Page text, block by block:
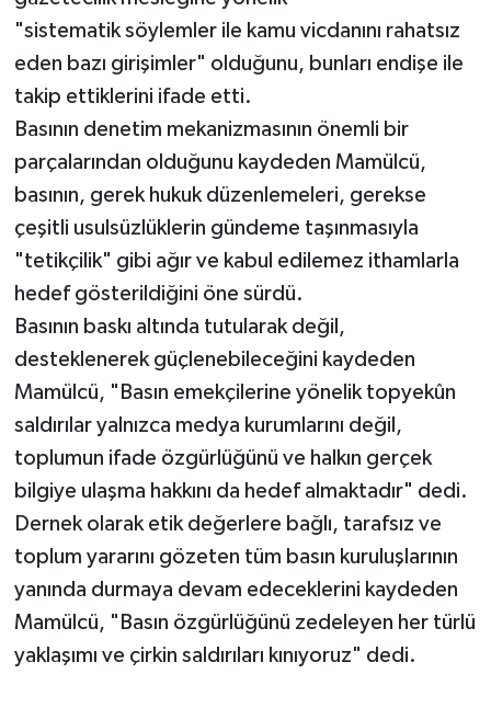
"sistematik söylemler ile kamu vicdanını rahatsız
eden bazı girişimler" olduğunu, bunları endişe ile
takip ettiklerini ifade etti.
Basının denetim mekanizmasının önemli bir
parçalarından olduğunu kaydeden Mamülcü,
basının, gerek hukuk düzenlemeleri, gerekse
çeşitli usulsüzlüklerin gündeme taşınmasıyla
"tetikçilik" gibi ağır ve kabul edilemez ithamlarla
hedef gösterildiğini öne sürdü.
Basının baskı altında tutularak değil,
desteklenerek güçlenebileceğini kaydeden
Mamülcü, "Basın emekçilerine yönelik topyekûn
saldırılar yalnızca medya kurumlarını değil,
toplumun ifade özgürlüğünü ve halkın gerçek
bilgiye ulaşma hakkını da hedef almaktadır" dedi.
Dernek olarak etik değerlere bağlı, tarafsız ve
toplum yararını gözeten tüm basın kuruluşlarının
yanında durmaya devam edeceklerini kaydeden
Mamülcü, "Basın özgürlüğünü zedeleyen her türlü
yaklaşımı ve çirkin saldırıları kınıyoruz" dedi.